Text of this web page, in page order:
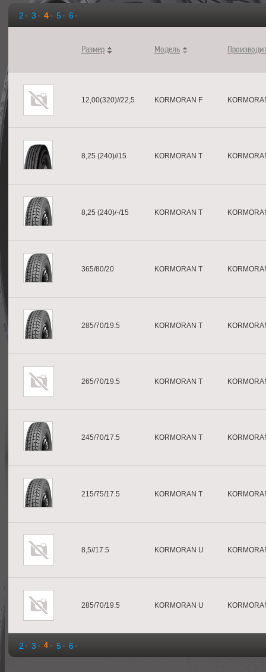
2 3 4 5 6
Размер Модель
12,00(320)//22,5 KORMORAN F
8,25 (240)//15 KORMORAN T
8,25 (240)/-/15 KORMORAN T
365/80/20 KORMORAN T
285/70/19.5 KORMORAN T
265/70/19.5 KORMORAN T
245/70/17.5 KORMORAN T
215/75/17.5 KORMORAN T
8,5//17.5 KORMORAN U
285/70/19.5 KORMORAN U
2 3 4 5 6